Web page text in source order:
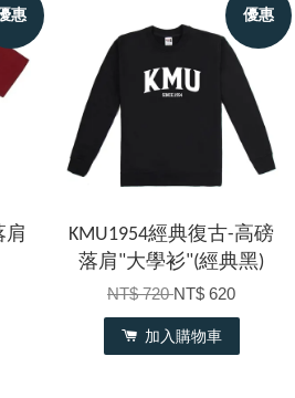
惠
肩
優惠
KMU1954經典復古-高磅
落肩"大學衫"(經典黑)
NT$ 720NT$ 620
加入購物車